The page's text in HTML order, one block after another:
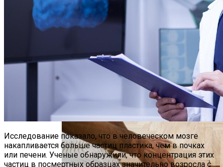
Установлено, Что Менструальный
Цикл Влияет На Распространение
Мутантных Клеток В Ткани Молочной
Дизайн Квартиры Студии 40 Кв. М: Идеи
Для Оформления И Зонирования
Исследование показало, что в человеческом мозге
накапливается больше частиц пластика, чем в почках
или печени. Ученые обнаружили, что концентрация этих
частиц в посмертных образцах значительно возросла с